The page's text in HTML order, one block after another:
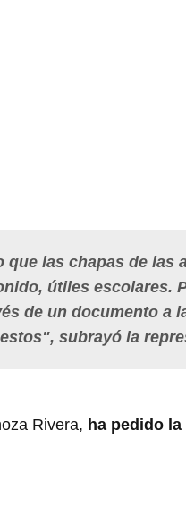
las chapas de las
útiles escolares.
de un documento a
subrayó la
Rivera, ha pedido